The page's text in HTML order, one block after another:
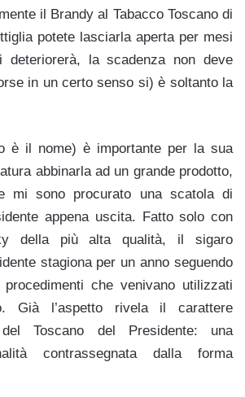
il Brandy al Tabacco Toscano di
potete lasciarla aperta per mesi
la scadenza non deve
in un certo senso si) è soltanto la
è il nome) è importante per la sua
abbinarla ad un grande prodotto,
mi sono procurato una scatola di
appena uscita. Fatto solo con
della più alta qualità, il sigaro
stagiona per un anno seguendo
che venivano utilizzati
Già l’aspetto rivela il carattere
del Toscano del Presidente: una
contrassegnata dalla forma